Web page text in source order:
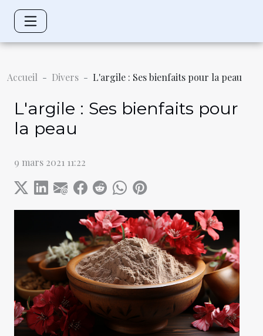
Accueil Divers L'argile : Ses bienfaits pour la peau
L'argile : Ses bienfaits pour
la peau
9 mars 2021 11:22